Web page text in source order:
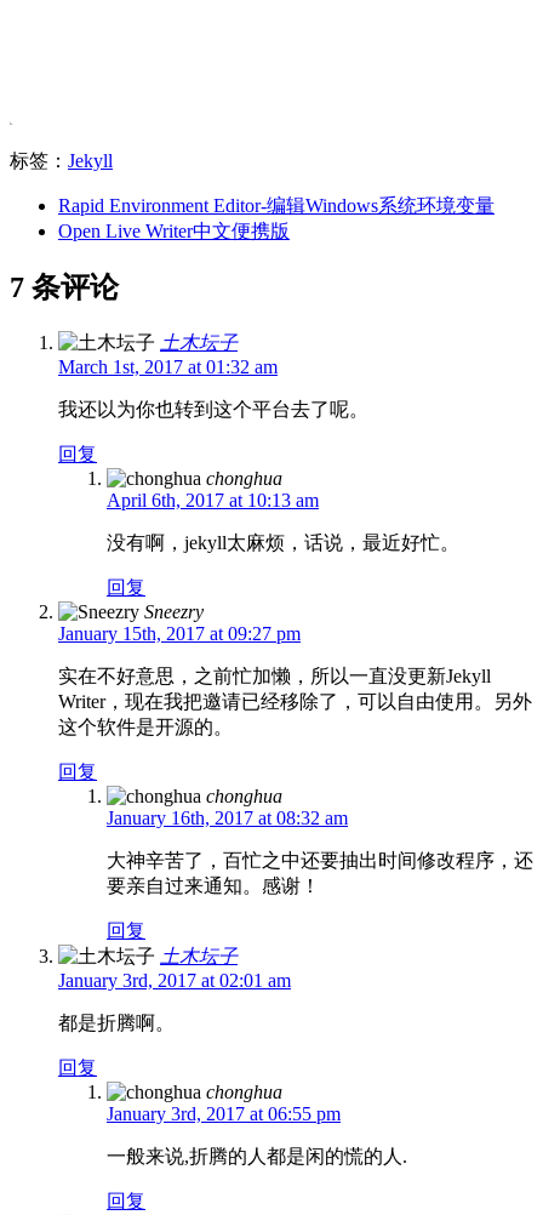
标签： Jekyll
Rapid Environment Editor-编辑Windows系统环境变量
Open Live Writer中文便携版
7 条评论
土木坛子
March 1st, 2017 at 01:32 am
我还以为你也转到这个平台去了呢。
回复
chonghua
April 6th, 2017 at 10:13 am
没有啊，jekyll太麻烦，话说，最近好忙。
回复
Sneezry
January 15th, 2017 at 09:27 pm
实在不好意思，之前忙加懒，所以一直没更新Jekyll
Writer，现在我把邀请已经移除了，可以自由使用。另外
这个软件是开源的。
回复
chonghua
January 16th, 2017 at 08:32 am
大神辛苦了，百忙之中还要抽出时间修改程序，还
要亲自过来通知。感谢！
回复
土木坛子
January 3rd, 2017 at 02:01 am
都是折腾啊。
回复
chonghua
January 3rd, 2017 at 06:55 pm
一般来说,折腾的人都是闲的慌的人.
回复